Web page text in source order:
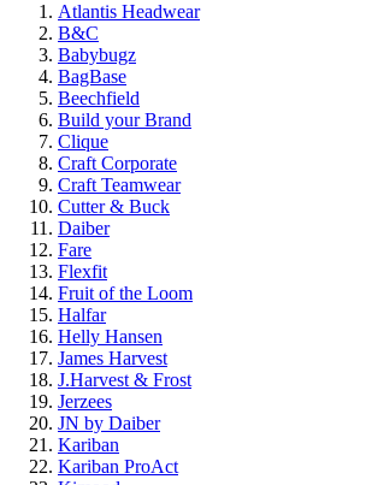
Atlantis Headwear
B&C
Babybugz
BagBase
Beechfield
Build your Brand
Clique
Craft Corporate
Craft Teamwear
Cutter & Buck
Daiber
Fare
Flexfit
Fruit of the Loom
Halfar
Helly Hansen
James Harvest
J.Harvest & Frost
Jerzees
JN by Daiber
Kariban
Kariban ProAct